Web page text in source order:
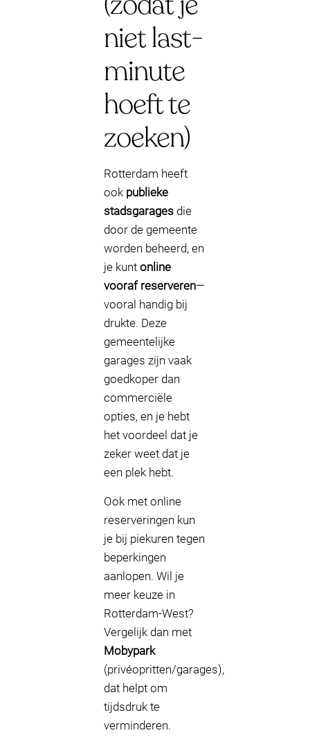
niet last-
minute
hoeft te
zoeken)
Rotterdam heeft
ook publieke
stadsgarages die
door de gemeente
worden beheerd, en
je kunt online
vooraf reserveren—
vooral handig bij
drukte. Deze
gemeentelijke
garages zijn vaak
goedkoper dan
commerciële
opties, en je hebt
het voordeel dat je
zeker weet dat je
een plek hebt.
Ook met online
reserveringen kun
je bij piekuren tegen
beperkingen
aanlopen. Wil je
meer keuze in
Rotterdam-West?
Vergelijk dan met
Mobypark
(privéopritten/garages),
dat helpt om
tijdsdruk te
verminderen.